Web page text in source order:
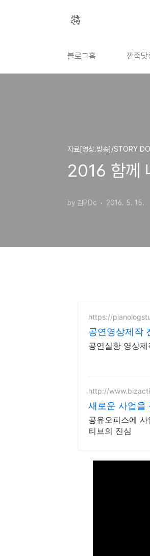
블로그홈 깐죽
자료[영상.방송]/STORY
2016 함께
by 김PDc 2016. 5. 15.
https://
공연영상제작
공연실황 영상
http://
새로운 사업을
공유오피스에
티브의 진심